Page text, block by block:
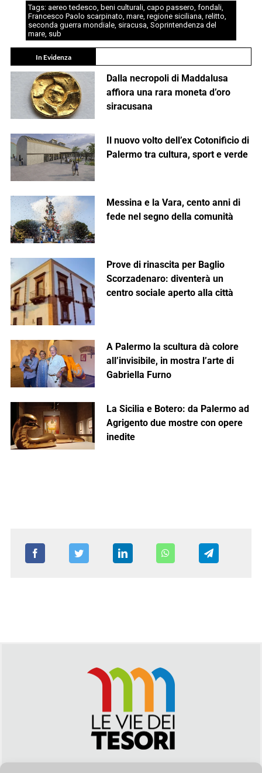
Tags: aereo tedesco, beni culturali, capo passero, fondali,
Francesco Paolo scarpinato, mare, regione siciliana, relitto,
seconda guerra mondiale, siracusa, Soprintendenza del
mare, sub
In Evidenza
Dalla necropoli di Maddalusa
affiora una rara moneta d’oro
siracusana
Il nuovo volto dell’ex Cotonificio di
Palermo tra cultura, sport e verde
Messina e la Vara, cento anni di
fede nel segno della comunità
Prove di rinascita per Baglio
Scorzadenaro: diventerà un
centro sociale aperto alla città
A Palermo la scultura dà colore
all’invisibile, in mostra l’arte di
Gabriella Furno
La Sicilia e Botero: da Palermo ad
Agrigento due mostre con opere
inedite